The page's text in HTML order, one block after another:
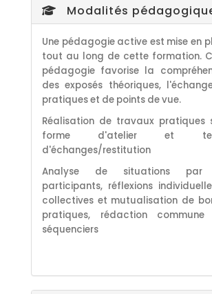
Modalités
Une pédagogie active est mise en
tout au long de cette formation.
pédagogie favorise la
des exposés théoriques,
pratiques et de points de vue.
Réalisation de travaux pratiques
forme d'atelier et
d'échanges/restitution
Analyse de situations par
participants, réflexions
collectives et mutualisation de
pratiques, rédaction commune
séquenciers